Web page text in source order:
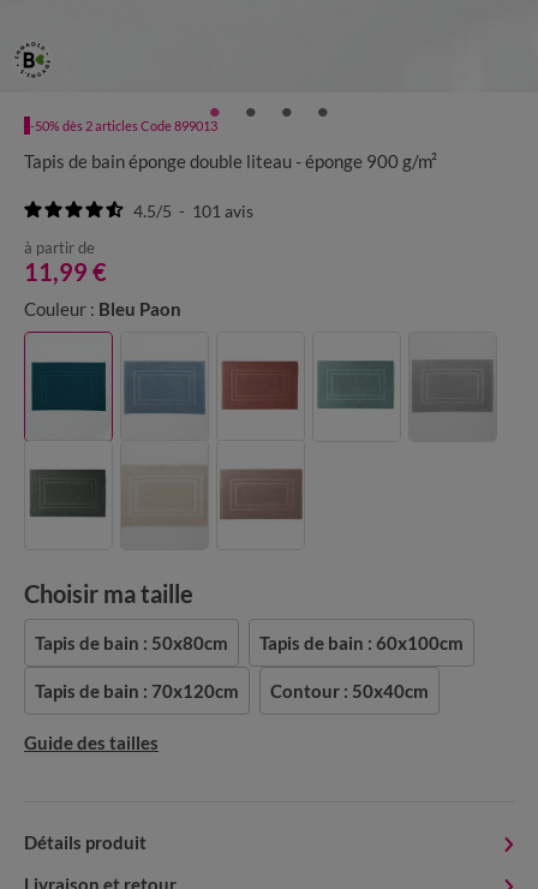
-50% dès 2 articles Code 899013
Tapis de bain éponge double liteau - éponge 900 g/m²
4.5/5 - 101 avis
à partir de
11,99 €
Couleur : Bleu Paon
Choisir ma taille
Tapis de bain : 50x80cm Tapis de bain : 60x100cm
Tapis de bain : 70x120cm Contour : 50x40cm
Guide des tailles
Détails produit
Livraison et retour